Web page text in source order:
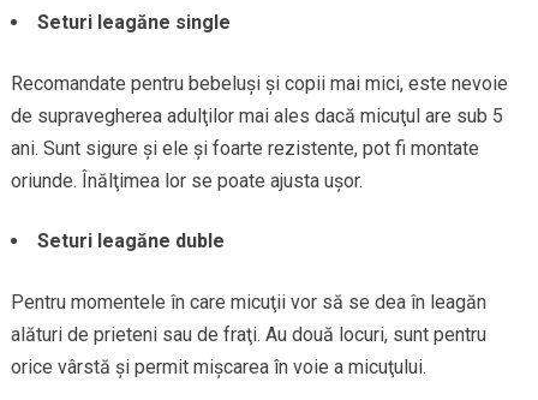
Seturi leagăne single
Recomandate pentru bebeluşi şi copii mai mici, este nevoie
de supravegherea adulţilor mai ales dacă micuţul are sub 5
ani. Sunt sigure şi ele şi foarte rezistente, pot fi montate
oriunde. Înălţimea lor se poate ajusta uşor.
Seturi leagăne duble
Pentru momentele în care micuţii vor să se dea în leagăn
alături de prieteni sau de fraţi. Au două locuri, sunt pentru
orice vârstă şi permit mişcarea în voie a micuţului.